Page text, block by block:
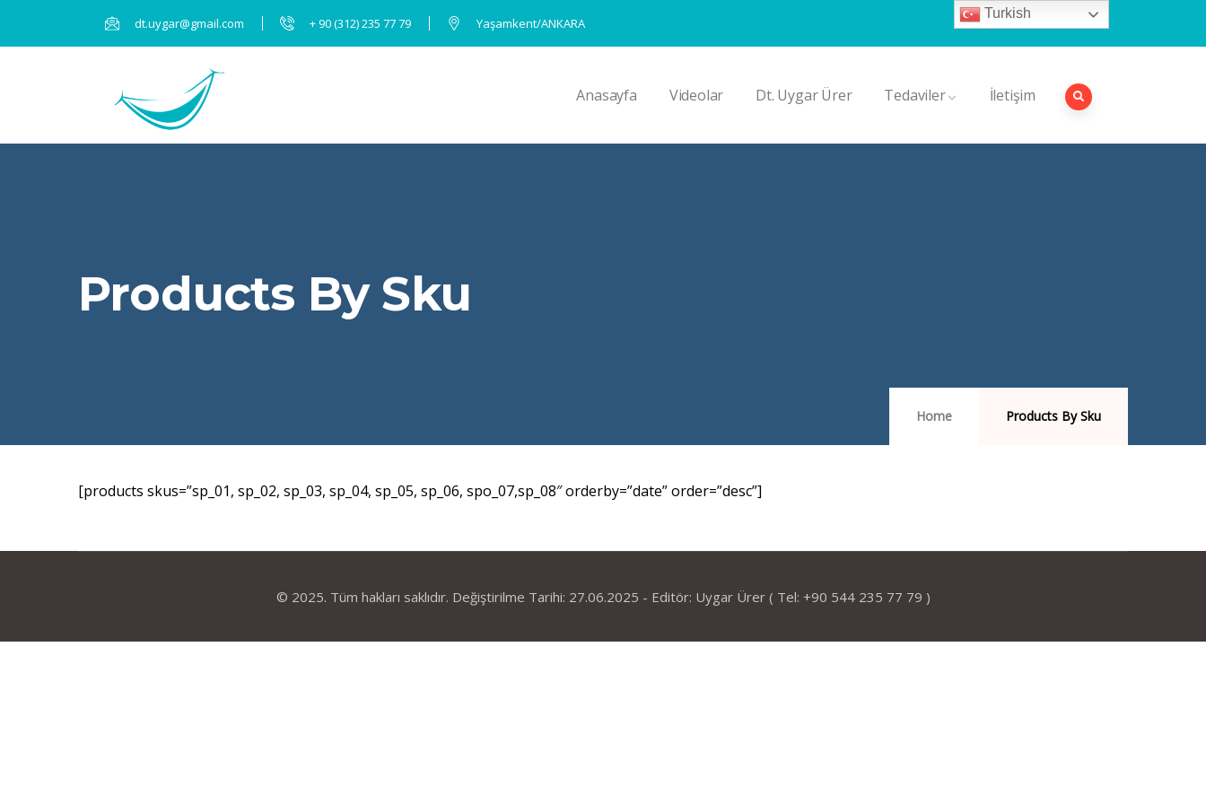
dt.uygar@gmail.com + 90 (312) 235 77 79 Yaşamkent/ANKARA Randevu Al
Anasayfa Videolar Dt. Uygar Ürer Tedaviler İletişim
Products By Sku
Home Products By Sku
[products skus=”sp_01, sp_02, sp_03, sp_04, sp_05, sp_06, spo_07,sp_08″ orderby=”date” order=”desc”]
© 2025. Tüm hakları saklıdır. Değiştirilme Tarihi: 27.06.2025 - Editör: Uygar Ürer ( Tel: +90 544 235 77 79 )
Turkish